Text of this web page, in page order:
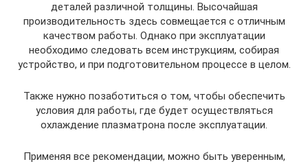
деталей различной толщины. Высочайшая
производительность здесь совмещается с отличным
качеством работы. Однако при эксплуатации
необходимо следовать всем инструкциям, собирая
устройство, и при подготовительном процессе в целом.
Также нужно позаботиться о том, чтобы обеспечить
условия для работы, где будет осуществляться
охлаждение плазматрона после эксплуатации.
Применяя все рекомендации, можно быть уверенным,